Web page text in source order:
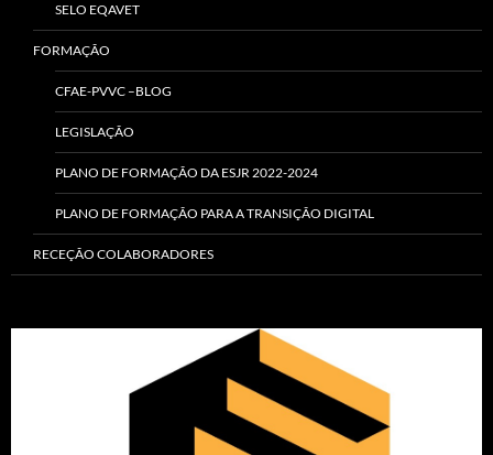
SELO EQAVET
FORMAÇÃO
CFAE-PVVC –BLOG
LEGISLAÇÃO
PLANO DE FORMAÇÃO DA ESJR 2022-2024
PLANO DE FORMAÇÃO PARA A TRANSIÇÃO DIGITAL
RECEÇÃO COLABORADORES